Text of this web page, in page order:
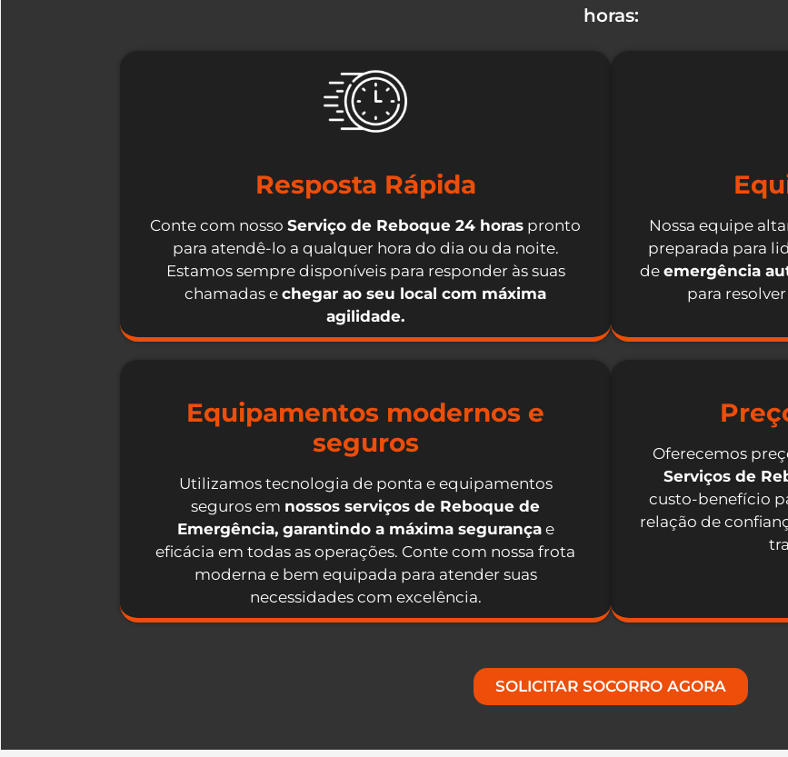
horas:
Resposta Rápida
Conte com nosso Serviço de Reboque 24 horas pronto
para atendê-lo a qualquer hora do dia ou da noite.
Estamos sempre disponíveis para responder às suas
chamadas e chegar ao seu local com máxima
agilidade.
Nossa equipe
preparada para
de emergência
para
Equipamentos modernos e
seguros
Utilizamos tecnologia de ponta e equipamentos
seguros em nossos serviços de Reboque de
Emergência, garantindo a máxima segurançae
eficácia em todas as operações. Conte com nossa frota
moderna e bem equipada para atender suas
necessidades com excelência.
Oferecemos
Serviços de
custo-benefício
relação de
SOLICITAR SOCORRO AGORA